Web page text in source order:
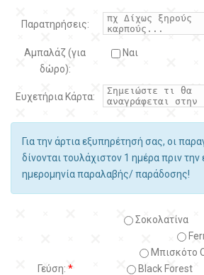
Παρατηρήσεις:
Αμπαλάζ (για
δώρο):
Ναι
Ευχετήρια Κάρτα:
Για την άρτια εξυπηρέτησή σας, οι
δίνονται τουλάχιστον 1 ημέρα πριν την
ημερομηνία παραλαβής/ παράδοσης!
Γεύση: *
Σοκολατίνα
Μπισκότο
Black Forest